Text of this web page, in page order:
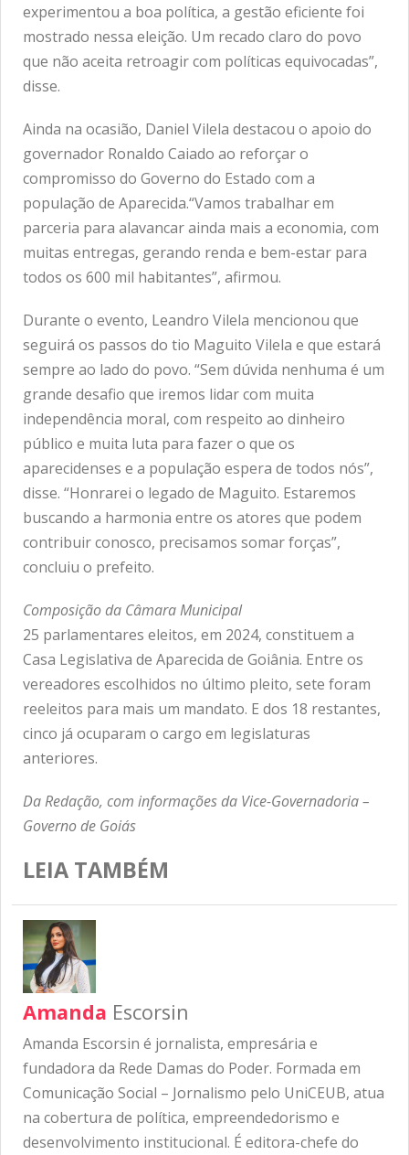
experimentou a boa política, a gestão eficiente foi
mostrado nessa eleição. Um recado claro do povo
que não aceita retroagir com políticas equivocadas”,
disse.
Ainda na ocasião, Daniel Vilela destacou o apoio do
governador Ronaldo Caiado ao reforçar o
compromisso do Governo do Estado com a
população de Aparecida.“Vamos trabalhar em
parceria para alavancar ainda mais a economia, com
muitas entregas, gerando renda e bem-estar para
todos os 600 mil habitantes”, afirmou.
Durante o evento, Leandro Vilela mencionou que
seguirá os passos do tio Maguito Vilela e que estará
sempre ao lado do povo. “Sem dúvida nenhuma é um
grande desafio que iremos lidar com muita
independência moral, com respeito ao dinheiro
público e muita luta para fazer o que os
aparecidenses e a população espera de todos nós”,
disse. “Honrarei o legado de Maguito. Estaremos
buscando a harmonia entre os atores que podem
contribuir conosco, precisamos somar forças”,
concluiu o prefeito.
Composição da Câmara Municipal
25 parlamentares eleitos, em 2024, constituem a
Casa Legislativa de Aparecida de Goiânia. Entre os
vereadores escolhidos no último pleito, sete foram
reeleitos para mais um mandato. E dos 18 restantes,
cinco já ocuparam o cargo em legislaturas
anteriores.
Da Redação, com informações da Vice-Governadoria –
Governo de Goiás
LEIA TAMBÉM
Amanda Escorsin
Amanda Escorsin é jornalista, empresária e
fundadora da Rede Damas do Poder. Formada em
Comunicação Social – Jornalismo pelo UniCEUB, atua
na cobertura de política, empreendedorismo e
desenvolvimento institucional. É editora-chefe do